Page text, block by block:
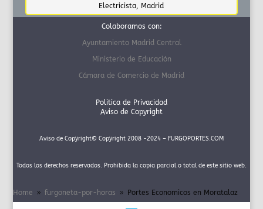
Electricista
Madrid
Colaboramos con:
Ayuntamiento Madrid Central
Ministerio de Educación
Cámara de Comercio de Madrid
Politica de Privacidad
Aviso de Copyright
Aviso de Copyright© Copyright 2008 -2024 – FURGOPORTES.COM
Todos los derechos reservados. Prohibida la copia parcial o total de este sitio web.
Home 9 furgoneta-por-horas 9 Portes Economicos en Moratalaz